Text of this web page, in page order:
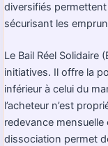
diversifiés
sécurisant les
Le Bail Réel Solidaire
initiatives. Il offre la
inférieur à celui du
l’acheteur n’est
redevance
dissociation permet